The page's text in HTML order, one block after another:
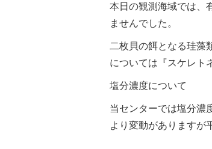
本日の観測海域では、
ませんでした。
二枚貝の餌となる珪藻
については『スケレト
塩分濃度について
当センターでは塩分濃
より変動がありますが